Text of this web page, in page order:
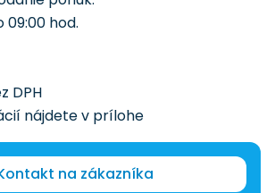
09:00 hod.
DPH
nájdete v prílohe
na zákazníka